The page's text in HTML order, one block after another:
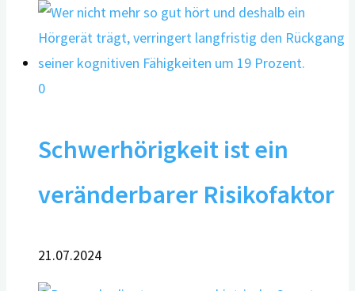
0
Schwerhörigkeit ist ein
veränderbarer Risikofaktor
21.07.2024